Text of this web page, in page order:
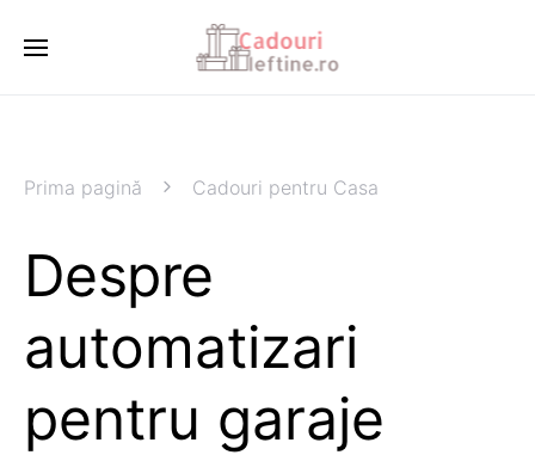
Prima pagină Cadouri pentru Casa
Despre
automatizari
pentru garaje